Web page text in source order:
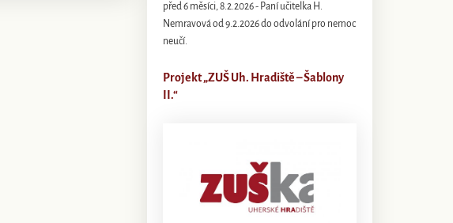
před 6 měsíci, 8.2.2026 - Paní učitelka H.
Nemravová od 9.2.2026 do odvolání pro nemoc
neučí.
Projekt „ZUŠ Uh. Hradiště – Šablony
II.“